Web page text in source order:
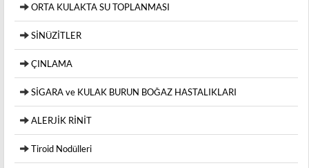
ORTA KULAKTA SU TOPLANMASI
SİNÜZİTLER
ÇINLAMA
SİGARA ve KULAK BURUN BOĞAZ HASTALIKLARI
ALERJİK RİNİT
Tiroid Nodülleri